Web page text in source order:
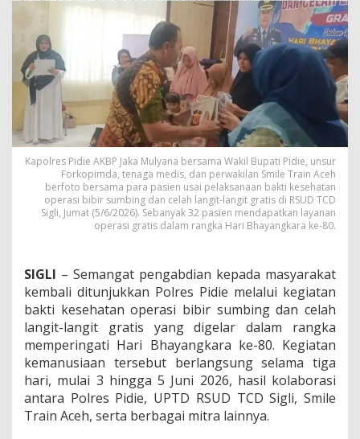
g
l
i
G
l
a
r
O
p
e
r
a
s
b
i
r
S
u
m
b
i
n
g
Kapolres Pidie AKBP Jaka Mulyana bersama Wakil Bupati Pidie, unsur
Forkopimda, tenaga medis, dan perwakilan Smile Train Aceh
berfoto bersama para pasien usai pelaksanaan bakti kesehatan
operasi bibir sumbing dan celah langit-langit gratis di RSUD TCD
Sigli, Jumat (5/6/2026). Sebanyak 32 pasien mendapatkan layanan
operasi gratis dalam rangka Hari Bhayangkara ke-80.
SIGLI – Semangat pengabdian kepada masyarakat
kembali ditunjukkan Polres Pidie melalui kegiatan
bakti kesehatan operasi bibir sumbing dan celah
langit-langit gratis yang digelar dalam rangka
memperingati Hari Bhayangkara ke-80. Kegiatan
kemanusiaan tersebut berlangsung selama tiga
hari, mulai 3 hingga 5 Juni 2026, hasil kolaborasi
antara Polres Pidie, UPTD RSUD TCD Sigli, Smile
Train Aceh, serta berbagai mitra lainnya.